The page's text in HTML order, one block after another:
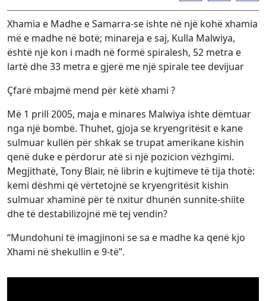
Xhamia e Madhe e Samarra-se ishte në një kohë xhamia
më e madhe në botë; minareja e saj, Kulla Malwiya,
është një kon i madh në formë spiralesh, 52 metra e
lartë dhe 33 metra e gjerë me një spirale tee devijuar
Çfarë mbajmë mend për këtë xhami ?
Më 1 prill 2005, maja e minares Malwiya ishte dëmtuar
nga një bombë. Thuhet, gjoja se kryengritësit e kane
sulmuar kullën për shkak se trupat amerikane kishin
qenë duke e përdorur atë si një pozicion vëzhgimi.
Megjithatë, Tony Blair, në librin e kujtimeve të tija thotë:
kemi dëshmi që vërtetojnë se kryengritësit kishin
sulmuar xhaminë për të nxitur dhunën sunnite-shiite
dhe të destabilizojnë më tej vendin?
“Mundohuni të imagjinoni se sa e madhe ka qenë kjo
Xhami në shekullin e 9-të”.